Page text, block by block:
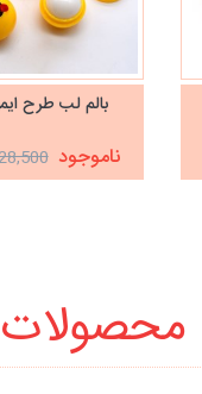
بالم لب طرح
ناموجود 28,500